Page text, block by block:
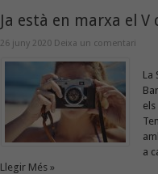
Ja està en marxa el
26 juny 2020 Deixa un comentari
La
a
Llegir Més »